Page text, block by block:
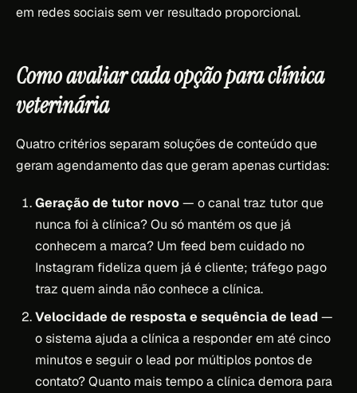
em redes sociais sem ver resultado proporcional.
Como avaliar cada opção para clínica
veterinária
Quatro critérios separam soluções de conteúdo que
geram agendamento das que geram apenas curtidas:
Geração de tutor novo— o canal traz tutor que
nunca foi à clínica? Ou só mantém os que já
conhecem a marca? Um feed bem cuidado no
Instagram fideliza quem já é cliente; tráfego pago
traz quem ainda não conhece a clínica.
Velocidade de resposta e sequência de lead —
o sistema ajuda a clínica a responder em até cinco
minutos e seguir o lead por múltiplos pontos de
contato? Quanto mais tempo a clínica demora para